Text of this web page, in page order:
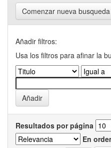
Comenzar nueva busqueda
Añadir filtros:
Usa los filtros para afinar la
Resultados por página
En